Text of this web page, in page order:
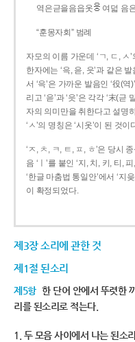
역은귿을음읍옷
여덟 음
“훈몽자회” 범례
자모의 이름 가운데 ‘ㄱ, ㄷ,
한자에는 ‘윽, 읃, 읏’과 같은
서 ‘윽’은 가까운 발음인 ‘役(역
리고 ‘읃’과 ‘읏’은 각각 ‘末(귿
자의 의미만을 취한다고 설명
‘ㅅ’의 명칭은 ‘시옷’이 된 것이
‘ㅈ, ㅊ, ㅋ, ㅌ, ㅍ, ㅎ’은 당시
음 ‘ㅣ’를 붙인 ‘지, 치, 키, 티,
‘한글 마춤법 통일안’에서 ‘지
이 확정되었다.
제3장 소리에 관한 것
제1절 된소리
제5항 한 단어 안에서 뚜렷한
리를 된소리로 적는다.
1. 두 모음 사이에서 나는 된소리